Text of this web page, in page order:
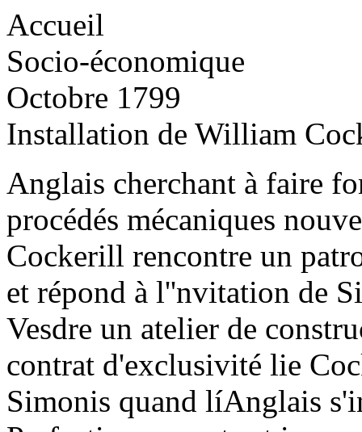
Accueil
Socio-économique
Octobre 1799
Installation de William
Anglais cherchant à faire
procédés mécaniques
Cockerill rencontre un
et répond à l''nvitation de
Vesdre un atelier de
contrat d'exclusivité lie
Simonis quand líAnglais